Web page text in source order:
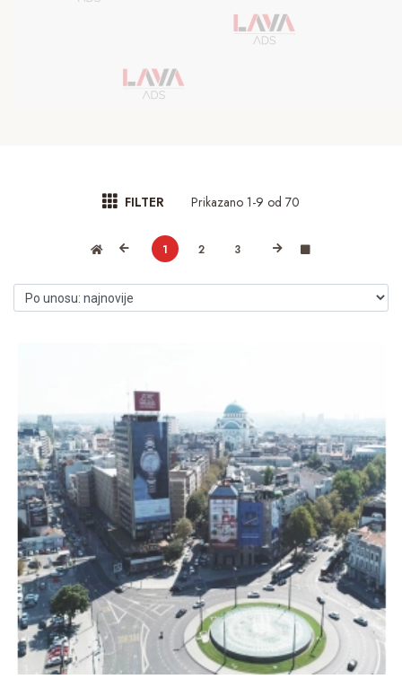
FILTER Prikazano 1-9 od 70
1 2 3